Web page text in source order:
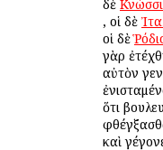
δὲ
, οἱ δὲ
οἱ δὲ
γὰρ
αὐτὸν
ὅτι
καὶ